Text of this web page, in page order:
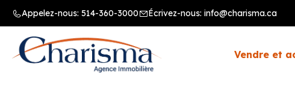
Appelez-nous: 514-360-3000 Écrivez-nous: info@charisma.ca
Vendre et